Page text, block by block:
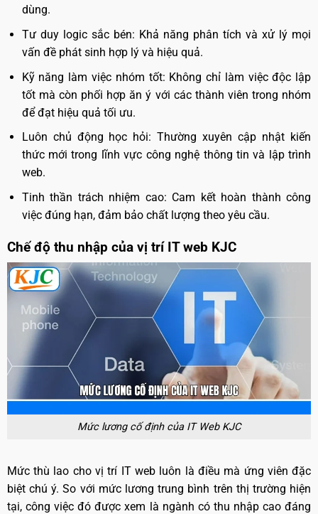
dùng.
Tư duy logic sắc bén: Khả năng phân tích và xử lý mọi
vấn đề phát sinh hợp lý và hiệu quả.
Kỹ năng làm việc nhóm tốt: Không chỉ làm việc độc lập
tốt mà còn phối hợp ăn ý với các thành viên trong nhóm
để đạt hiệu quả tối ưu.
Luôn chủ động học hỏi: Thường xuyên cập nhật kiến
thức mới trong lĩnh vực công nghệ thông tin và lập trình
web.
Tinh thần trách nhiệm cao: Cam kết hoàn thành công
việc đúng hạn, đảm bảo chất lượng theo yêu cầu.
Chế độ thu nhập của vị trí IT web KJC
Mức lương cố định của IT Web KJC
Mức thù lao cho vị trí IT web luôn là điều mà ứng viên đặc
biệt chú ý. So với mức lương trung bình trên thị trường hiện
tại, công việc đó được xem là ngành có thu nhập cao đáng